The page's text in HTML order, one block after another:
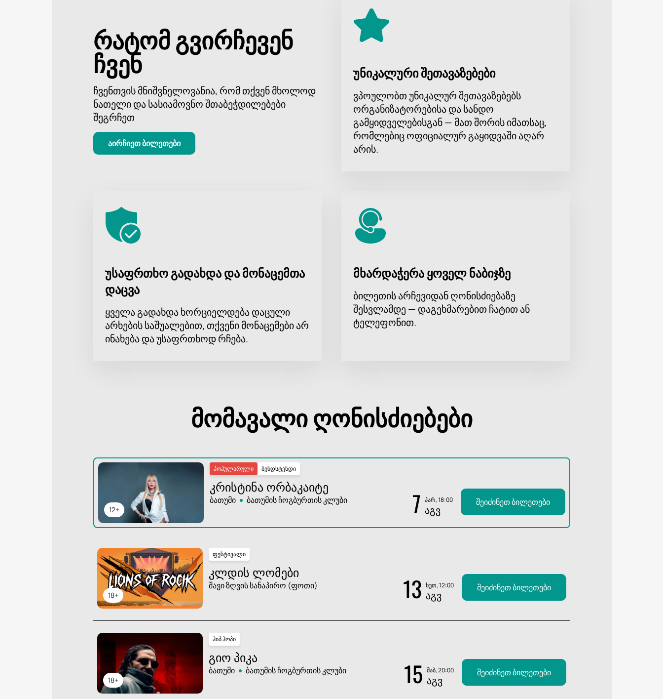
რატომ გვირჩევენ
ჩვენ
ჩვენთვის მნიშვნელოვანია, რომ თქვენ მხოლოდ
ნათელი და სასიამოვნო შთაბეჭდილებები
შეგრჩეთ
აირჩიეთ ბილეთები
უნიკალური შეთავაზებები
ვპოულობთ უნიკალურ შეთავაზებებს
ორგანიზატორებისა და სანდო
გამყიდველებისგან — მათ შორის იმათსაც,
რომლებიც ოფიციალურ გაყიდვაში აღარ
არის.
უსაფრთხო გადახდა და მონაცემთა
დაცვა
ყველა გადახდა ხორციელდება დაცული
არხების საშუალებით, თქვენი მონაცემები არ
ინახება და უსაფრთხოდ რჩება.
მხარდაჭერა ყოველ ნაბიჯზე
ბილეთის არჩევიდან ღონისძიებაზე
შესვლამდე — დაგეხმარებით ჩატით ან
ტელეფონით.
მომავალი ღონისძიებები
12+
ბენდსტენდი
პოპულარული
ᲙᲠᲘᲡᲢᲘᲜᲐ ᲝᲠᲑᲐᲙᲐᲘᲢᲔ
ბათუმი ბათუმის ჩოგბურთის კლუბი 7 პარ, 18:00
ᲐᲒᲕ შეიძინეთ ბილეთები
18+
ფესტივალი
ᲙᲚᲓᲘᲡ ᲚᲝᲛᲔᲑᲘ
შავი ზღვის სანაპირო (ფოთი) 13 ხუთ, 12:00
ᲐᲒᲕ შეიძინეთ ბილეთები
18+
ჰიპ ჰოპი
ᲒᲘᲝ ᲞᲘᲙᲐ
ბათუმი ბათუმის ჩოგბურთის კლუბი 15 შაბ, 20:00
ᲐᲒᲕ შეიძინეთ ბილეთები